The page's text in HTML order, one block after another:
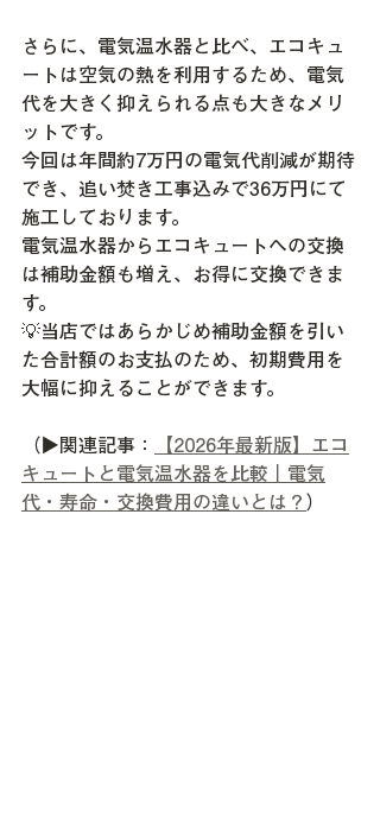
さらに、電気温水器と比べ、エコキュ
ートは空気の熱を利用するため、電気
代を大きく抑えられる点も大きなメリ
ットです。
今回は年間約7万円の電気代削減が期待
でき、追い焚き工事込みで36万円にて
施工しております。
電気温水器からエコキュートへの交換
は補助金額も増え、お得に交換できま
す。
💡当店ではあらかじめ補助金額を引い
た合計額のお支払のため、初期費用を
大幅に抑えることができます。
（▶関連記事：
【2026年最新版】エコ
キュートと電気温水器を比較｜電気
代・寿命・交換費用の違いとは？ ）